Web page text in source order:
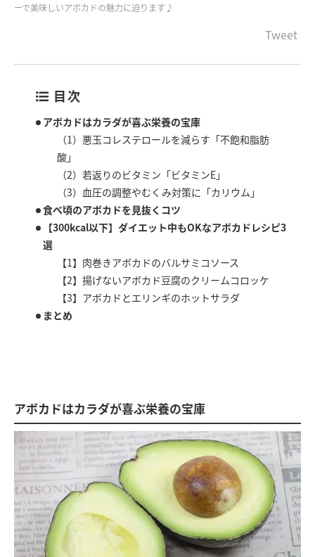
ーで美味しいアボカドの魅力に迫ります♪
Tweet
目次
アボカドはカラダが喜ぶ栄養の宝庫
（1）悪玉コレステロールを減らす「不飽和脂肪
酸」
（2）若返りのビタミン「ビタミンE」
（3）血圧の調整やむくみ対策に「カリウム」
食べ頃のアボカドを見抜くコツ
【300kcal以下】ダイエット中もOKなアボカドレシピ3
選
【1】肉巻きアボカドのバルサミコソース
【2】揚げないアボカド豆腐のクリームコロッケ
【3】アボカドとエリンギのホットサラダ
まとめ
アボカドはカラダが喜ぶ栄養の宝庫